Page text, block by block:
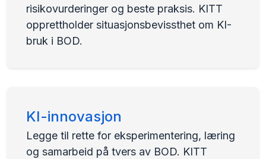
risikovurderinger og beste praksis. KITT
opprettholder situasjonsbevissthet om KI-
bruk i BOD.
KI-innovasjon
Legge til rette for eksperimentering, læring
og samarbeid på tvers av BOD. KITT